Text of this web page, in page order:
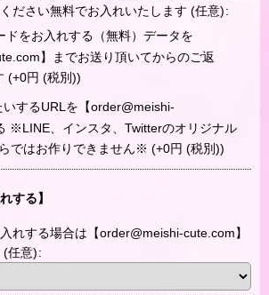
ださい無料でお入れいたします (任意):
ドをお入れする（無料）データを
】までお送り頂いてからのご返
(+0円 (税別))
するURLを【order@meishi-
※LINE、インスタ、Twitterのオリジナル
ではお作りできません※ (+0円 (税別))
する】
れする場合は【order@meishi-cute.com】
(任意):